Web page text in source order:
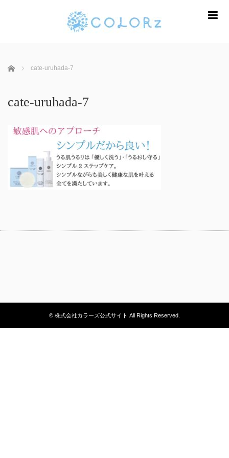
ホーム cate-uruhada-7
cate-uruhada-7
© 株式会社カラーズ公式サイト All Rights Reserved.